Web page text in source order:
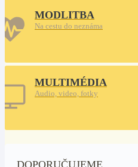
MODLITBA
Na cestu do neznáma
MULTIMÉDIA
Audio, video, fotky
DOPORUČUJEME